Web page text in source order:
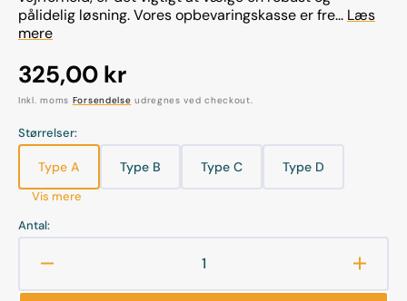
pålidelig løsning. Vores opbevaringskasse er fre... Læs
mere
Normalpris
325,00 kr
Inkl. moms Forsendelse udregnes ved checkout.
Størrelser:
Type AVarianten
er
udsolgt
Type BVarianten
tilgængelig
Type CVarianten
Type DVarianten
tilgængelig
Vis mere
Antal:
antallet
Øg